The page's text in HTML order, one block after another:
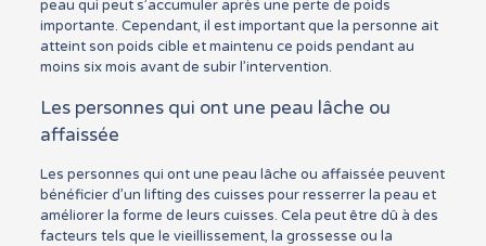
peau qui peut s’accumuler après une perte de poids
importante. Cependant, il est important que la personne ait
atteint son poids cible et maintenu ce poids pendant au
moins six mois avant de subir l’intervention.
Les personnes qui ont une peau lâche ou
affaissée
Les personnes qui ont une peau lâche ou affaissée peuvent
bénéficier d’un lifting des cuisses pour resserrer la peau et
améliorer la forme de leurs cuisses. Cela peut être dû à des
facteurs tels que le vieillissement, la grossesse ou la